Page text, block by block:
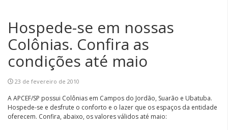
Hospede-se em nossas
Colônias. Confira as
condições até maio
23 de fevereiro de 2010
A APCEF/SP possui Colônias em Campos do Jordão, Suarão e Ubatuba.
Hospede-se e desfrute o conforto e o lazer que os espaços da entidade
oferecem. Confira, abaixo, os valores válidos até maio: